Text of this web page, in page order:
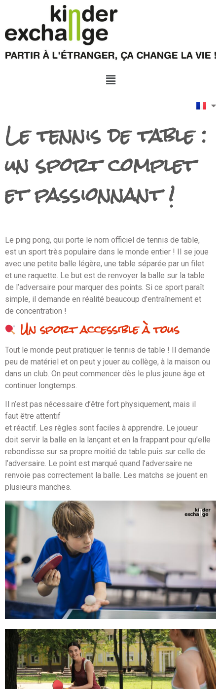
Le tennis de table :
un sport complet
et passionnant !
Le ping pong, qui porte le nom officiel de tennis de table,
est un sport très populaire dans le monde entier ! Il se joue
avec une petite balle légère, une table séparée par un filet
et une raquette. Le but est de renvoyer la balle sur la table
de l’adversaire pour marquer des points. Si ce sport paraît
simple, il demande en réalité beaucoup d’entraînement et
de concentration !
Un sport accessible à tous
Tout le monde peut pratiquer le tennis de table ! Il demande
peu de matériel et on peut y jouer au collège, à la maison ou
dans un club. On peut commencer dès le plus jeune âge et
continuer longtemps.
Il n’est pas nécessaire d’être fort physiquement, mais il
faut être attentif
et réactif. Les règles sont faciles à apprendre. Le joueur
doit servir la balle en la lançant et en la frappant pour qu’elle
rebondisse sur sa propre moitié de table puis sur celle de
l’adversaire. Le point est marqué quand l’adversaire ne
renvoie pas correctement la balle. Les matchs se jouent en
plusieurs manches.